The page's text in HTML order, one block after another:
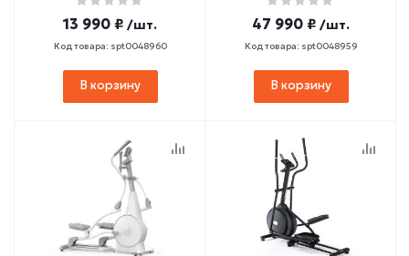
13 990 ₽ /шт.
Код товара: spt0048960
В корзину
47 990 ₽ /шт.
Код товара: spt0048959
В корзину